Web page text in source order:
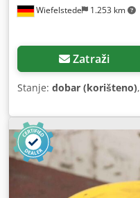
Wiefelstede 1.253 km
Zatraži
Stanje: dobar (korišteno),